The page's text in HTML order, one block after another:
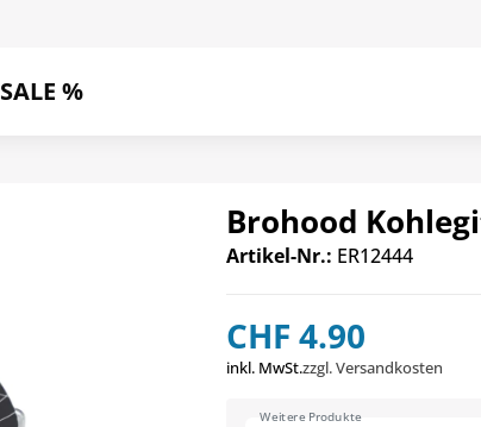
SALE %
Brohood
Artikel-Nr.: ER12444
CHF 4.90
inkl. MwSt.zzgl. Versandkosten
Weitere Produkte